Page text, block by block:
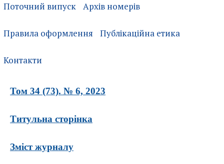
Поточний випуск Архів номерів
Правила оформлення Публікаційна етика
Контакти
Том 34 (73). № 6, 2023
Титульна сторінка
Зміст журналу